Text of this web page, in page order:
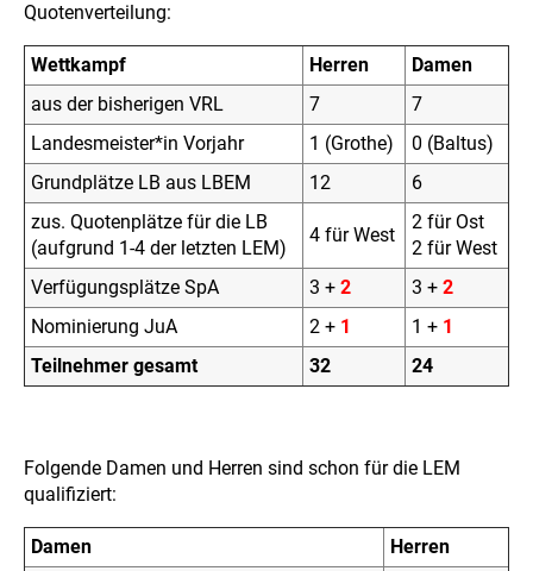
Quotenverteilung:
Wettkampf Herren
Damen
aus der bisherigen VRL
7
7
Landesmeister*in Vorjahr
1 (Grothe)
0 (Baltus)
Grundplätze LB aus LBEM
12
6
zus. Quotenplätze für die LB
(aufgrund 1-4 der letzten LEM)
4 für West
2 für Ost
2 für West
Verfügungsplätze SpA
3 + 2 3 + 2
Nominierung JuA
2 + 1 1 + 1
Teilnehmer gesamt
32 24
Folgende Damen und Herren sind schon für die LEM
qualifiziert:
Damen Herren